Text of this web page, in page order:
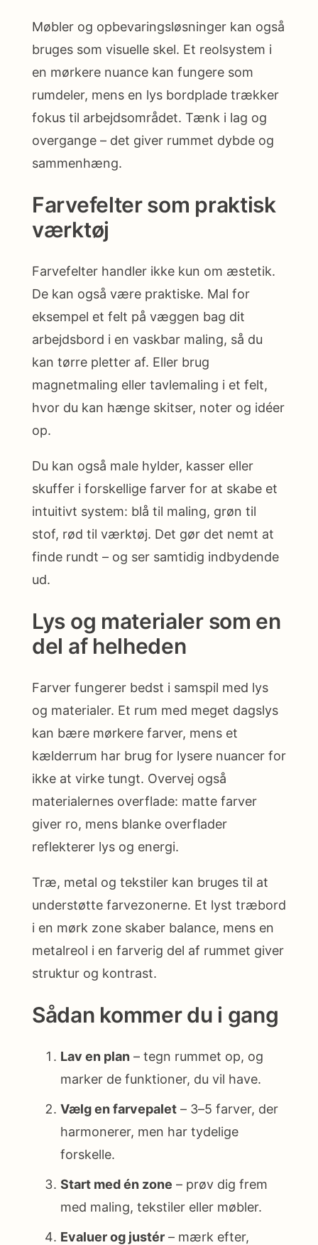
Møbler og opbevaringsløsninger kan også
bruges som visuelle skel. Et reolsystem i
en mørkere nuance kan fungere som
rumdeler, mens en lys bordplade trækker
fokus til arbejdsområdet. Tænk i lag og
overgange – det giver rummet dybde og
sammenhæng.
Farvefelter som praktisk
værktøj
Farvefelter handler ikke kun om æstetik.
De kan også være praktiske. Mal for
eksempel et felt på væggen bag dit
arbejdsbord i en vaskbar maling, så du
kan tørre pletter af. Eller brug
magnetmaling eller tavlemaling i et felt,
hvor du kan hænge skitser, noter og idéer
op.
Du kan også male hylder, kasser eller
skuffer i forskellige farver for at skabe et
intuitivt system: blå til maling, grøn til
stof, rød til værktøj. Det gør det nemt at
finde rundt – og ser samtidig indbydende
ud.
Lys og materialer som en
del af helheden
Farver fungerer bedst i samspil med lys
og materialer. Et rum med meget dagslys
kan bære mørkere farver, mens et
kælderrum har brug for lysere nuancer for
ikke at virke tungt. Overvej også
materialernes overflade: matte farver
giver ro, mens blanke overflader
reflekterer lys og energi.
Træ, metal og tekstiler kan bruges til at
understøtte farvezonerne. Et lyst træbord
i en mørk zone skaber balance, mens en
metalreol i en farverig del af rummet giver
struktur og kontrast.
Sådan kommer du i gang
Lav en plan – tegn rummet op, og
marker de funktioner, du vil have.
Vælg en farvepalet – 3–5 farver, der
harmonerer, men har tydelige
forskelle.
Start med én zone – prøv dig frem
med maling, tekstiler eller møbler.
Evaluer og justér – mærk efter,